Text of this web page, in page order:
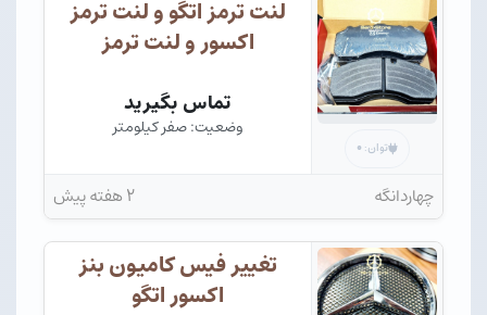
توان: ۰
لنت ترمز اتگو و لنت ترمز
اکسور و لنت ترمز
تماس بگیرید
وضعیت: صفر کیلومتر
چهاردانگه ۲ هفته پیش
تغییر فیس کامیون بنز
اکسور اتگو